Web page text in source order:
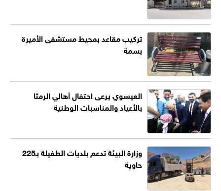
تركيب مقاعد بمحيط مستشفى الأميرة
بسمة
العيسوي يرعى احتفال أهالي الرمثا
بالأعياد والمناسبات الوطنية
وزارة البيئة تدعم بلديات الطفيلة بـ225
حاوية